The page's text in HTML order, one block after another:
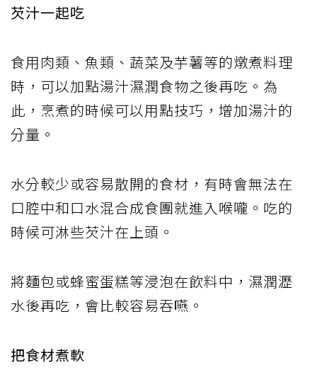
芡汁一起吃
食用肉類、魚類、蔬菜及芋薯等的燉煮料理
時，可以加點湯汁濕潤食物之後再吃。為
此，烹煮的時候可以用點技巧，增加湯汁的
分量。
水分較少或容易散開的食材，有時會無法在
口腔中和口水混合成食團就進入喉嚨。吃的
時候可淋些芡汁在上頭。
將麵包或蜂蜜蛋糕等浸泡在飲料中，濕潤瀝
水後再吃，會比較容易吞嚥。
把食材煮軟